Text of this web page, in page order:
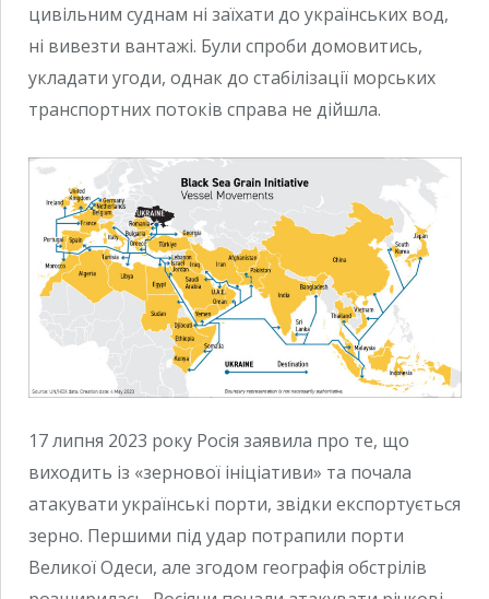
цивільним суднам ні заїхати до українських вод,
ні вивезти вантажі. Були спроби домовитись,
укладати угоди, однак до стабілізації морських
транспортних потоків справа не дійшла.
17 липня 2023 року Росія заявила про те, що
виходить із «зернової ініціативи» та почала
атакувати українські порти, звідки експортується
зерно. Першими під удар потрапили порти
Великої Одеси, але згодом географія обстрілів